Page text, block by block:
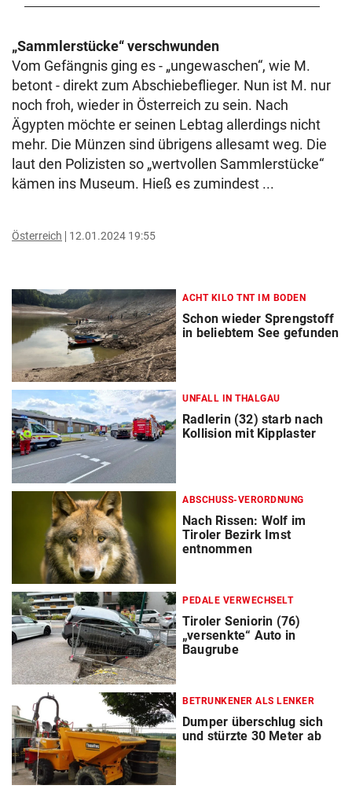
„Sammlerstücke“ verschwunden
Vom Gefängnis ging es - „ungewaschen“, wie M.
betont - direkt zum Abschiebeflieger. Nun ist M. nur
noch froh, wieder in Österreich zu sein. Nach
Ägypten möchte er seinen Lebtag allerdings nicht
mehr. Die Münzen sind übrigens allesamt weg. Die
laut den Polizisten so „wertvollen Sammlerstücke“
kämen ins Museum. Hieß es zumindest ...
Österreich 12.01.2024 19:55
ACHT KILO TNT IM BODEN
Schon wieder Sprengstoff
in beliebtem See gefunden
UNFALL IN THALGAU
Radlerin (32) starb nach
Kollision mit Kipplaster
ABSCHUSS-VERORDNUNG
Nach Rissen: Wolf im
Tiroler Bezirk Imst
entnommen
PEDALE VERWECHSELT
Tiroler Seniorin (76)
„versenkte“ Auto in
Baugrube
BETRUNKENER ALS LENKER
Dumper überschlug sich
und stürzte 30 Meter ab